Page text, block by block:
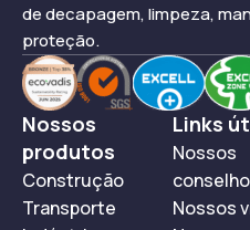
de decapagem, limpeza,
proteção.
Nossos
produtos
Construção
Transporte
Links
Nossos
Nossos